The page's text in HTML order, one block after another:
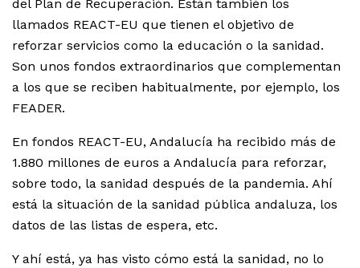
del Plan de Recuperación. Están también los
llamados REACT-EU que tienen el objetivo de
reforzar servicios como la educación o la sanidad.
Son unos fondos extraordinarios que complementan
a los que se reciben habitualmente, por ejemplo, los
FEADER.
En fondos REACT-EU, Andalucía ha recibido más de
1.880 millones de euros a Andalucía para reforzar,
sobre todo, la sanidad después de la pandemia. Ahí
está la situación de la sanidad pública andaluza, los
datos de las listas de espera, etc.
Y ahí está, ya has visto cómo está la sanidad, no lo